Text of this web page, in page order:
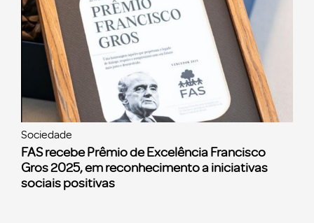
Sociedade
FAS recebe Prêmio de Excelência Francisco
Gros 2025, em reconhecimento a iniciativas
sociais positivas